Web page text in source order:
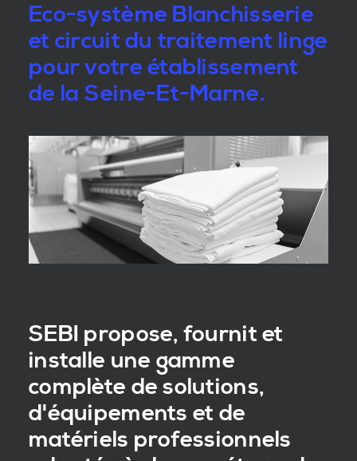
Eco-système Blanchisserie
et circuit du traitement linge
pour votre établissement
de la Seine-Et-Marne.
SEBI propose, fournit et
installe une gamme
complète de solutions,
d'équipements et de
matériels professionnels